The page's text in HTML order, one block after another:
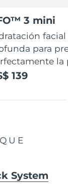
3 mini
facial
para
la
139
System